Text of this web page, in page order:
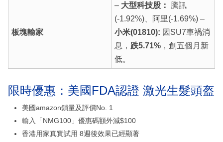
板塊輸家
– 大型科技股：
騰訊
(-1.92%)、阿里(-1.69%) –
小米(01810): 因SU7車禍消
息， 跌5.71%，創五個月新
低。
限時優惠：美國FDA認證 激光生髮頭盔
美國amazon鎖量及評價No. 1
輸入「NMG100」優惠碼額外減$100
香港用家真實試用 8週後效果已經顯著